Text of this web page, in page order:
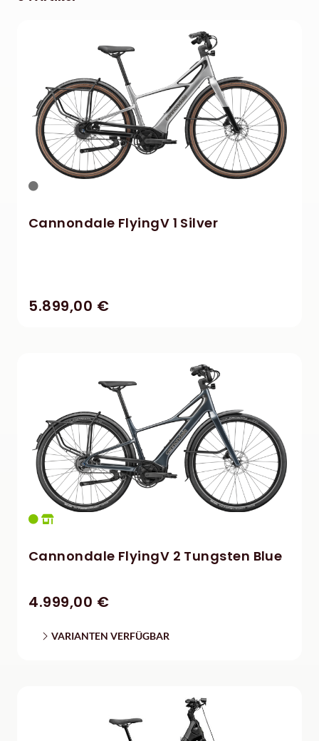
Cannondale FlyingV 1 Silver
5.899,00 €
Cannondale FlyingV 2 Tungsten Blue
4.999,00 €
VARIANTEN VERFÜGBAR